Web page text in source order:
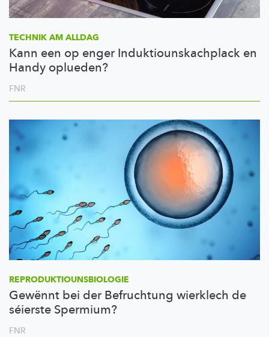
TECHNIK AM ALLDAG
Kann een op enger Induktiounskachplack en
Handy oplueden?
FNR
REPRODUKTIOUNSBIOLOGIE
Gewënnt bei der Befruchtung wierklech de
séierste Spermium?
FNR